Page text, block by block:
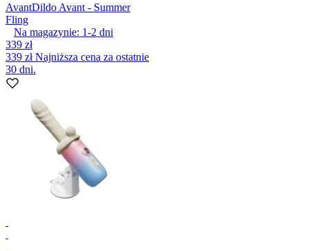
AvantDildo Avant - Summer
Fling
Na magazynie: 1-2 dni
339 zł
339 złNajniższa cena za ostatnie
30 dni.